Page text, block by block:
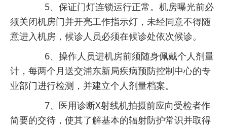
5、保证门灯连锁运行正常。机房曝光前必
须关闭机房门并开亮工作指示灯，未经同意不得随
意进入机房，候诊人员必须在候诊处依次候诊。
6、操作人员进机房前须随身佩戴个人剂量
计，每两个月送交浦东新局疾病预防控制中心的专
业部门进行检测，并建立个人剂量档案。
7、医用诊断X射线机拍摄前应向受检者作
简要的交待，使其了解基本的辐射防护常识并取得